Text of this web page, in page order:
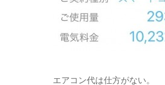
エアコン代は仕方がない。